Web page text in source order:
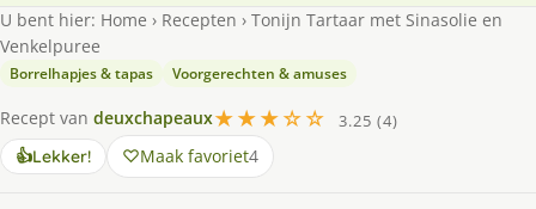
U bent hier: Home › Recepten › Tonijn Tartaar met Sinasolie en
Venkelpuree
Borrelhapjes & tapas Voorgerechten & amuses
Recept van deuxchapeaux★★★☆☆
3.25 (4)
👍Lekker! Maak favoriet4